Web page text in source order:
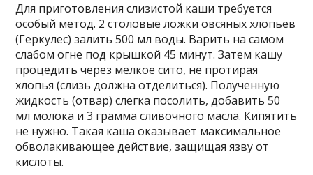
Для приготовления слизистой каши требуется
особый метод. 2 столовые ложки овсяных хлопьев
(Геркулес) залить 500 мл воды. Варить на самом
слабом огне под крышкой 45 минут. Затем кашу
процедить через мелкое сито, не протирая
хлопья (слизь должна отделиться). Полученную
жидкость (отвар) слегка посолить, добавить 50
мл молока и 3 грамма сливочного масла. Кипятить
не нужно. Такая каша оказывает максимальное
обволакивающее действие, защищая язву от
кислоты.